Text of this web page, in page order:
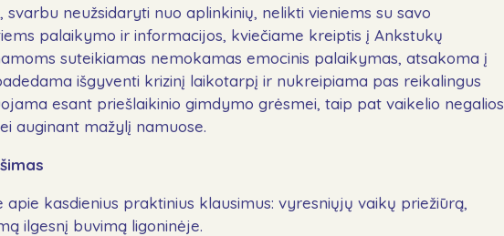
svarbu neužsidaryti nuo aplinkinių, nelikti vieniems su savo
palaikymo ir informacijos, kviečiame kreiptis į Ankstukų
suteikiamas nemokamas emocinis palaikymas, atsakoma į
išgyventi krizinį laikotarpį ir nukreipiama pas reikalingus
esant priešlaikinio gimdymo grėsmei, taip pat vaikelio negalios
auginant mažylį namuose.
kasdienius praktinius klausimus: vyresniųjų vaikų priežiūrą,
ilgesnį buvimą ligoninėje.